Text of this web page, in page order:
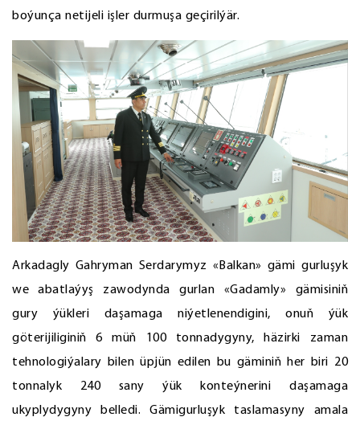
boýunça netijeli işler durmuşa geçirilýär.
Arkadagly Gahryman Serdarymyz «Balkan» gämi gurluşyk
we abatlaýyş zawodynda gurlan «Gadamly» gämisiniň
gury ýükleri daşamaga niýetlenendigini, onuň ýük
göterijiliginiň 6 müň 100 tonnadygyny, häzirki zaman
tehnologiýalary bilen üpjün edilen bu gäminiň her biri 20
tonnalyk 240 sany ýük konteýnerini daşamaga
ukyplydygyny belledi. Gämigurluşyk taslamasyny amala